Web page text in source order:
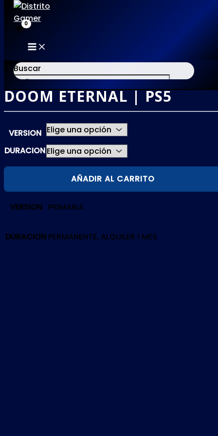
al
contenido
MAIN
MENU
Buscar
×
DOOM ETERNAL | PS5
VERSION
DURACION
DOOM
PS5
AÑADIR AL CARRITO
VERSION PRIMARIA
DURACION PERMANENTE, ALQUILER 1 MES